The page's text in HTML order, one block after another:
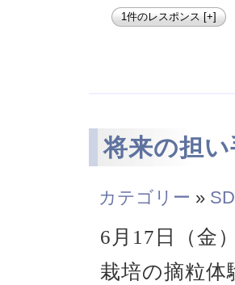
1件のレスポンス [+]
将来の担
カテゴリー »
6月17日（金
栽培の摘粒体